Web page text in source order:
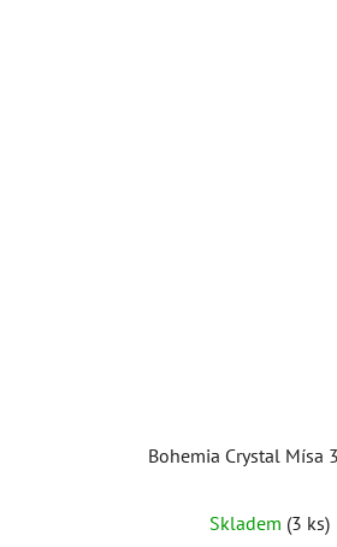
Bohemia Crystal Mísa
Skladem (3 ks)